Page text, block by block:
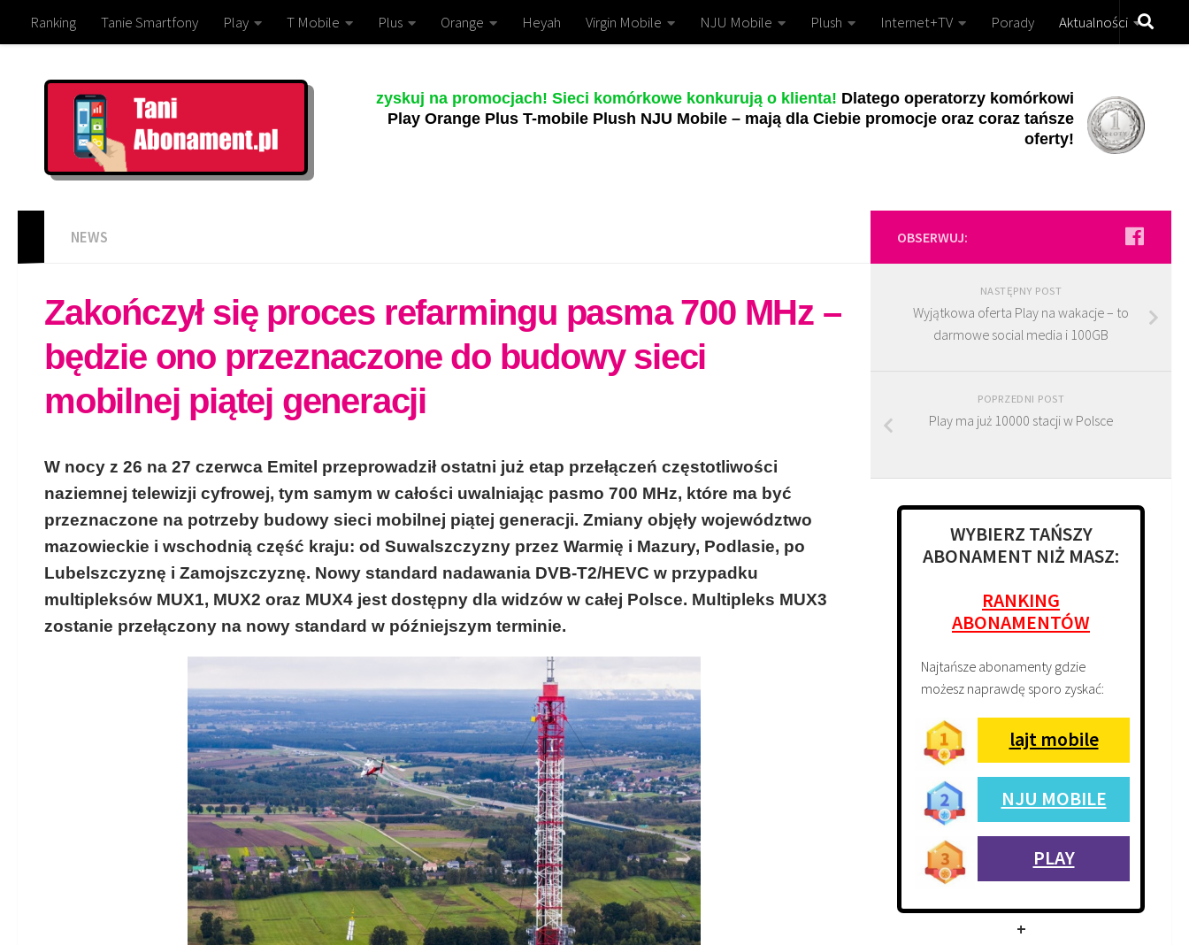
Ranking Tanie Smartfony Play T Mobile Plus Orange Heyah Virgin Mobile NJU Mobile Plush Internet+TV Porady Aktualności
zyskuj na promocjach! Sieci komórkowe konkurują o klienta! Dlatego operatorzy komórkowi
Play Orange Plus T-mobile Plush NJU Mobile – mają dla Ciebie promocje oraz coraz tańsze
oferty!
NEWS
Zakończył się proces refarmingu pasma 700 MHz –
będzie ono przeznaczone do budowy sieci
mobilnej piątej generacji
W nocy z 26 na 27 czerwca Emitel przeprowadził ostatni już etap przełączeń częstotliwości
naziemnej telewizji cyfrowej, tym samym w całości uwalniając pasmo 700 MHz, które ma być
przeznaczone na potrzeby budowy sieci mobilnej piątej generacji. Zmiany objęły województwo
mazowieckie i wschodnią część kraju: od Suwalszczyzny przez Warmię i Mazury, Podlasie, po
Lubelszczyznę i Zamojszczyznę. Nowy standard nadawania DVB-T2/HEVC w przypadku
multipleksów MUX1, MUX2 oraz MUX4 jest dostępny dla widzów w całej Polsce. Multipleks MUX3
zostanie przełączony na nowy standard w późniejszym terminie.
OBSERWUJ:
NASTĘPNY POST
Wyjątkowa oferta Play na wakacje – to
darmowe social media i 100GB
POPRZEDNI POST
Play ma już 10000 stacji w Polsce
WYBIERZ TAŃSZY
ABONAMENT NIŻ MASZ:
RANKING
ABONAMENTÓW
Najtańsze abonamenty gdzie
możesz naprawdę sporo zyskać:
lajt mobile
NJU MOBILE
PLAY
+